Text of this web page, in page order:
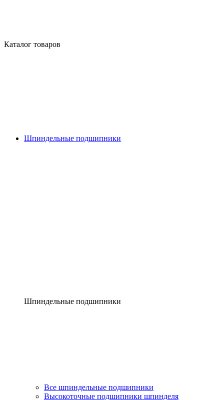
Каталог товаров
Шпиндельные подшипники
Шпиндельные подшипники
Все шпиндельные подшипники
Высокоточные подшипники шпинделя